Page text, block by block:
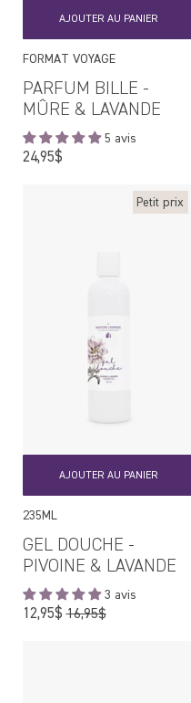
AJOUTER AU PANIER
FORMAT VOYAGE
PARFUM BILLE -
MÛRE & LAVANDE
5 avis
24,95$Prix
AJOUTER AU PANIER
Petit prix
235ML
GEL DOUCHE -
PIVOINE & LAVANDE
3 avis
12,95$Prix
régulier
16,95$